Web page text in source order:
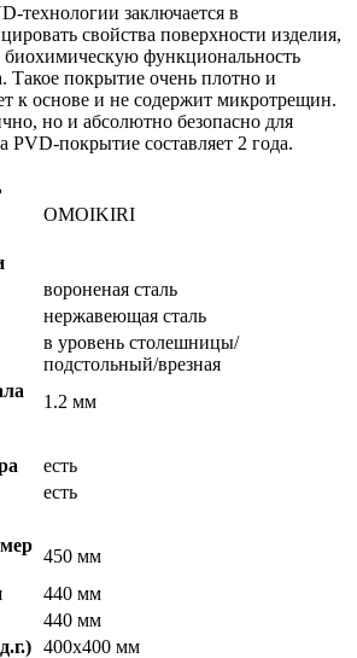
технологии заключается в
свойства поверхности изделия,
функциональность
Такое покрытие очень плотно и
к основе и не содержит микротрещин.
но и абсолютно безопасно для
PVD-покрытие составляет 2 года.
OMOIKIRI
вороненая сталь
нержавеющая сталь
в уровень столешницы/
подстольный/врезная
1.2 мм
есть
есть
450 мм
440 мм
440 мм
400x400 мм